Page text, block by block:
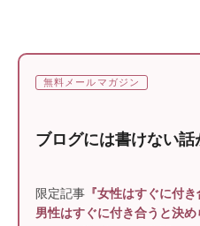
無料メールマガジン
ブログには書けない話
限定記事 『女性はすぐに付
男性はすぐに付き合うと決め